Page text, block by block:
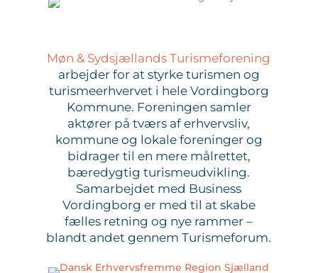
Møn & Sydsjællands Turismeforening
arbejder for at styrke turismen og
turismeerhvervet i hele Vordingborg
Kommune. Foreningen samler
aktører på tværs af erhvervsliv,
kommune og lokale foreninger og
bidrager til en mere målrettet,
bæredygtig turismeudvikling.
Samarbejdet med Business
Vordingborg er med til at skabe
fælles retning og nye rammer –
blandt andet gennem Turismeforum.